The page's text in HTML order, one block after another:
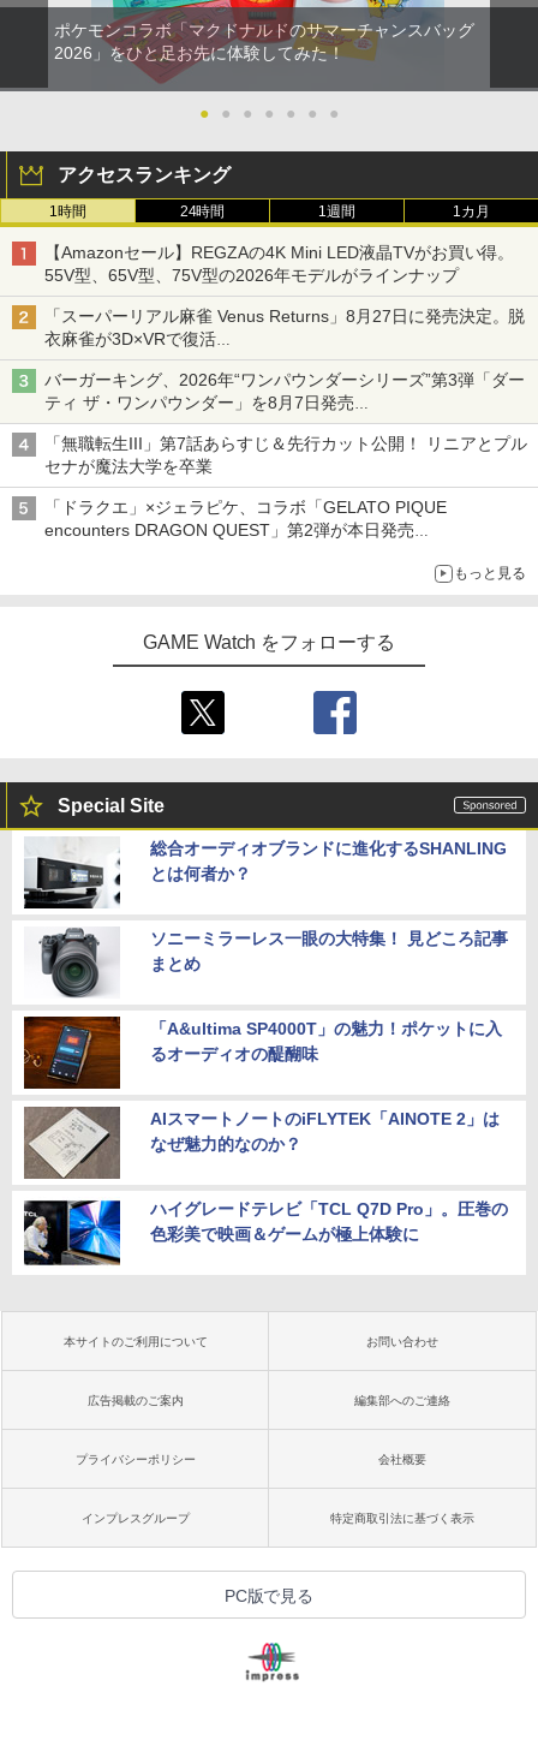
ポケモンコラボ「マクドナルドのサマーチャンスバッグ
2026」をひと足お先に体験してみた！
● ● ● ● ● ● ●
アクセスランキング
1時間 24時間 1週間 1カ月
【Amazonセール】REGZAの4K Mini LED液晶TVがお買い得。
55V型、65V型、75V型の2026年モデルがラインナップ
「スーパーリアル麻雀 Venus Returns」8月27日に発売決定。脱
衣麻雀が3D×VRで復活
発売から2週間は20%オフになるセールが実施
バーガーキング、2026年“ワンパウンダーシリーズ”第3弾「ダー
ティ ザ・ワンパウンダー」を8月7日発売
「特製ガーリックマヨソース」を使用した超大型チーズバーガー
「無職転生III」第7話あらすじ＆先行カット公開！ リニアとプル
セナが魔法大学を卒業
「ドラクエ」×ジェラピケ、コラボ「GELATO PIQUE
encounters DRAGON QUEST」第2弾が本日発売
もっと見る
GAME Watch をフォローする
Special Site
総合オーディオブランドに進化するSHANLING
とは何者か？
ソニーミラーレス一眼の大特集！ 見どころ記事
まとめ
「A&ultima SP4000T」の魅力！ポケットに入
るオーディオの醍醐味
AIスマートノートのiFLYTEK「AINOTE 2」は
なぜ魅力的なのか？
ハイグレードテレビ「TCL Q7D Pro」。圧巻の
色彩美で映画＆ゲームが極上体験に
本サイトのご利用について お問い合わせ
広告掲載のご案内 編集部へのご連絡
プライバシーポリシー 会社概要
インプレスグループ 特定商取引法に基づく表示
PC版で見る